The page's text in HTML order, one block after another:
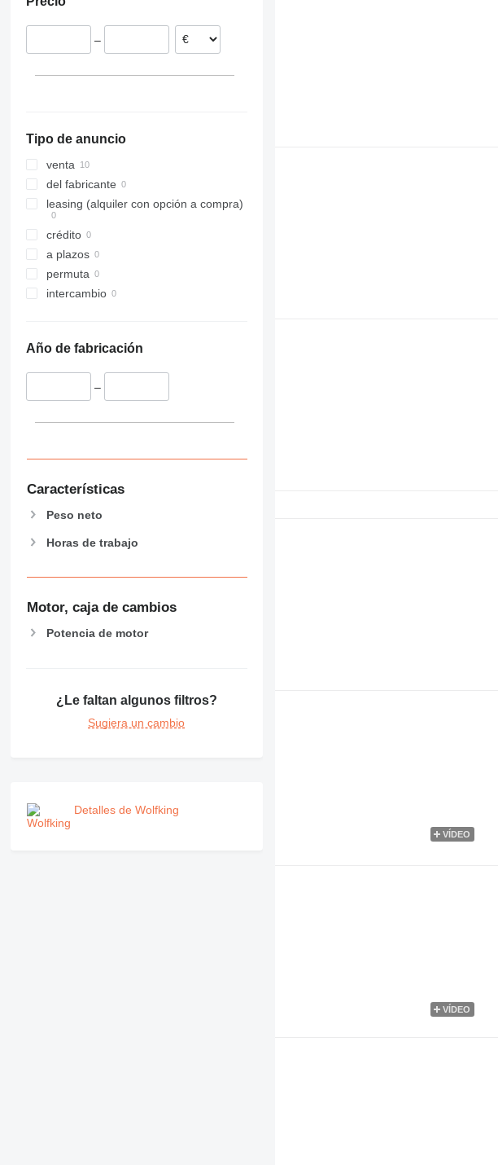
–
Tipo de anuncio
venta
del fabricante
leasing (alquiler con opción a compra)
crédito
a plazos
permuta
intercambio
Año de fabricación
–
Características
Peso neto
Horas de trabajo
Motor, caja de cambios
Potencia de motor
¿Le faltan algunos filtros?
Sugiera un cambio
Detalles de Wolfking
VÍDEO
VÍDEO